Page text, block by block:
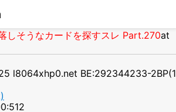
しそうなカードを探すスレ Part.270at
l8064xhp0.net BE:292344233-2BP(1